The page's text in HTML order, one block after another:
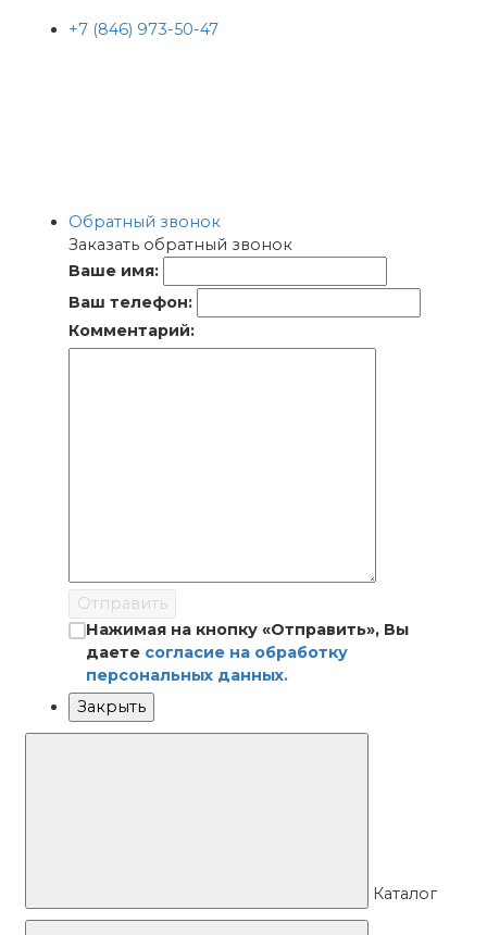
+7 (846) 973-50-47
Обратный звонок
Заказать обратный звонок
Ваше имя:
Ваш телефон:
Комментарий:
Отправить
Нажимая на кнопку «Отправить», Вы
даете согласие на обработку
персональных данных.
Закрыть
Каталог